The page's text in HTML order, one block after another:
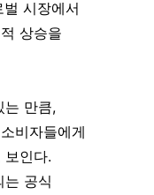
시장에서
상승을
는 만큼,
비자들에게
보인다.
는 공식